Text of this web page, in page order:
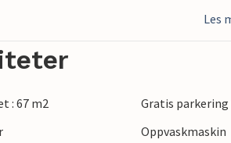
og du kan nyte de to
havn og fargerike
Les
: 67 m2 Gratis
Oppvaskmaskin